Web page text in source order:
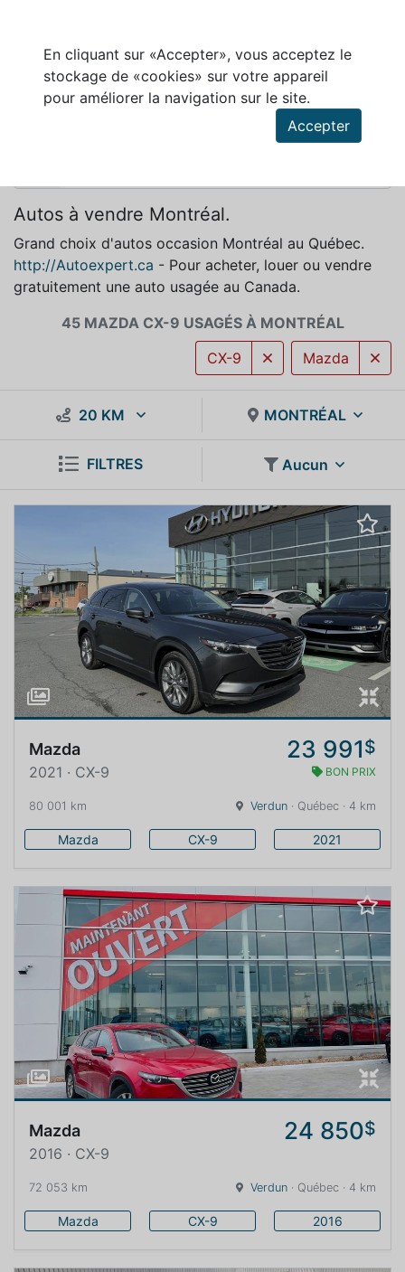
En cliquant sur «Accepter», vous acceptez le
stockage de «cookies» sur votre appareil
pour améliorer la navigation sur le site.
Accepter
MAZDA CX-9 À VENDRE À MONTRÉAL
Autos à vendre Montréal.
Grand choix d'autos occasion Montréal au Québec.
http://Autoexpert.ca - Pour acheter, louer ou vendre
gratuitement une auto usagée au Canada.
45 MAZDA CX-9 USAGÉS À MONTRÉAL
Mazda
CX-9
20 KM MONTRÉAL
FILTRES Aucun
Mazda 23 991$
2021 · CX-9 BON PRIX
80 001 km Verdun · Québec · 4 km
Mazda CX-9 2021
Mazda 24 850$
2016 · CX-9
72 053 km Verdun · Québec · 4 km
Mazda CX-9 2016